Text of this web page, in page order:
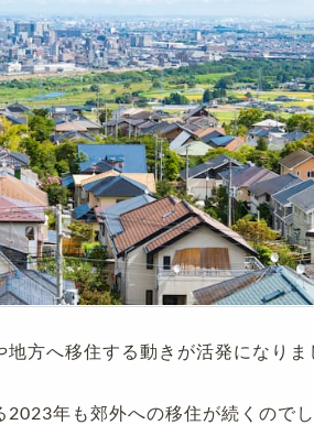
方へ移住する動きが活発になりま
年も郊外への移住が続くのでし